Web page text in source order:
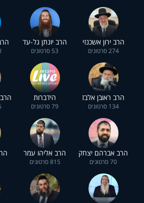
הרב ירון אשכנזי
274 סרטונים
הרב יונתן גל-עד
53 סרטונים
הרב ראובן אלבז
134 סרטונים
הידברות
79 סרטונים
הרב
הרב אברהם יצחק
70 סרטונים
הרב אליהו עמר
815 סרטונים